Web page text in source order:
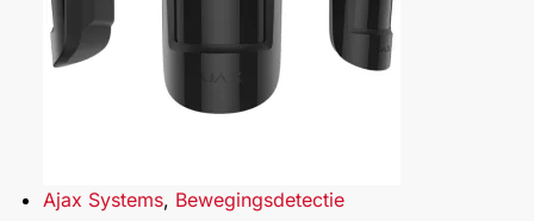
Ajax Systems, Bewegingsdetectie